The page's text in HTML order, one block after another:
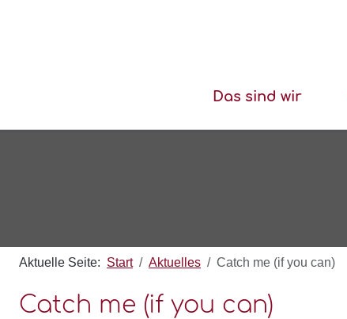
Das sind wir
Aktuelle Seite: Start Aktuelles Catch me (if you can)
Catch me (if you can)